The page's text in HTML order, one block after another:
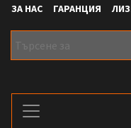
ЗА НАС ГАРАНЦИЯ